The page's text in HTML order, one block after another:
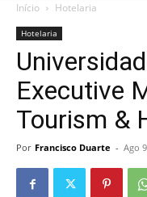
Início Hotelaria
Hotelaria
Executive
Tourism &
Por Francisco Duarte - Ago